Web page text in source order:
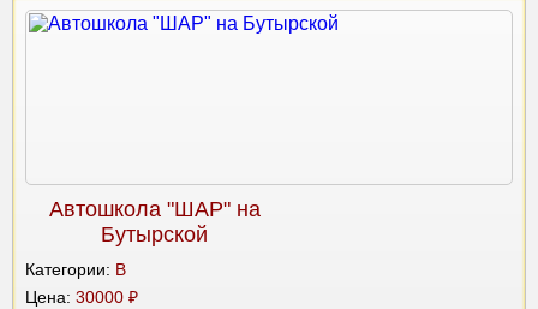
Автошкола "ШАР" на
Бутырской
Категории: B
Цена: 30000 ₽